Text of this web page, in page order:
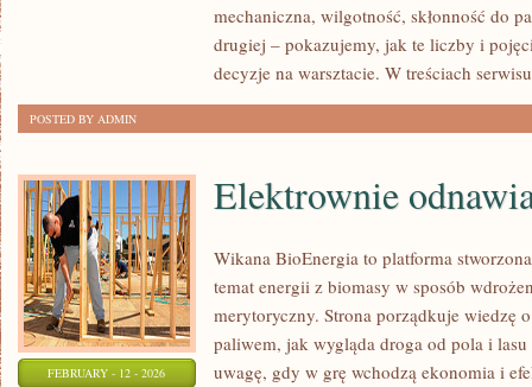
mechaniczna, wilgotność, skłonność do
drugiej – pokazujemy, jak te liczby i
decyzje na warsztacie. W treściach serwisu
POSTED BY ADMIN
FEBRUARY - 12 - 2026
Elektrownie
Wikana BioEnergia to platforma
temat energii z biomasy w sposób
merytoryczny. Strona porządkuje wiedzę
paliwem, jak wygląda droga od pola i
uwagę, gdy w grę wchodzą ekonomia i